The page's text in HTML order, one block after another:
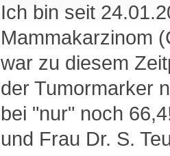
Ich bin seit
Mammakarzinom
war zu diesem
der Tumormarker
bei "nur" noch
und Frau Dr. S.